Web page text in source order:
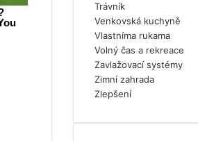
Trávník
Venkovská kuchyně
Vlastníma rukama
Volný čas a rekreace
Zavlažovací systémy
Zimní zahrada
Zlepšení